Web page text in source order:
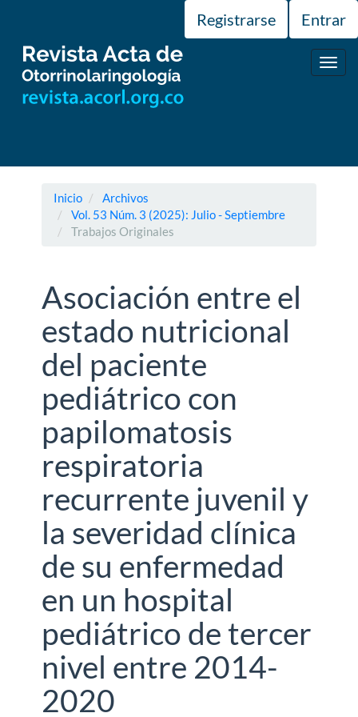
principal
Barra
lateral
Registrarse Entrar
Inicio
Archivos
Vol. 53 Núm. 3 (2025): Julio - Septiembre
Trabajos Originales
Asociación entre el
estado nutricional
del paciente
pediátrico con
papilomatosis
respiratoria
recurrente juvenil y
la severidad clínica
de su enfermedad
en un hospital
pediátrico de tercer
nivel entre 2014-
2020